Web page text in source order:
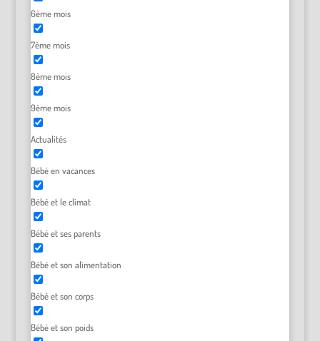
6ème mois
7ème mois
8ème mois
9ème mois
Actualités
Bébé en vacances
Bébé et le climat
Bébé et ses parents
Bébé et son alimentation
Bébé et son corps
Bébé et son poids